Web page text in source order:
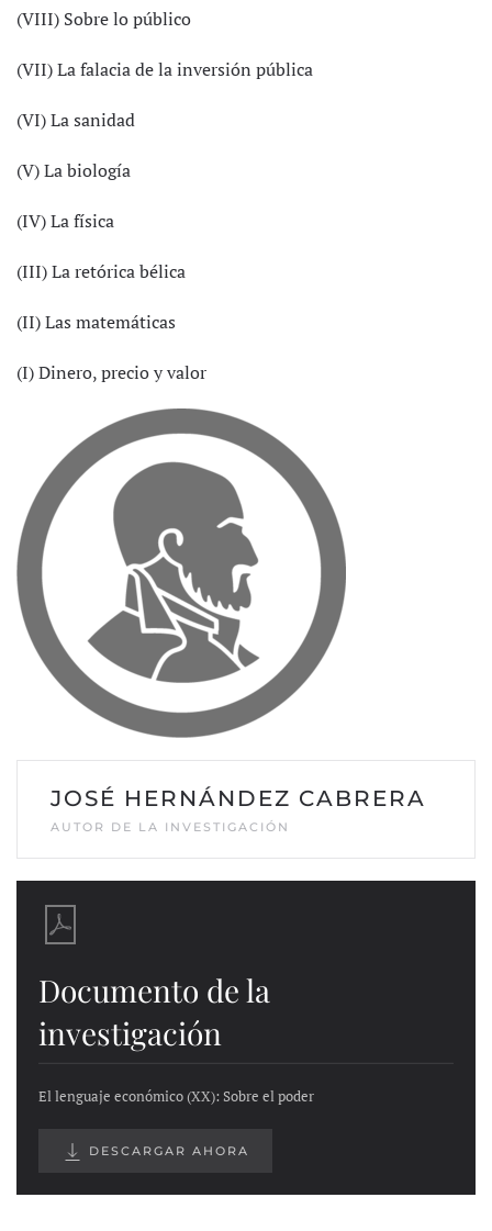
(VIII) Sobre lo público
(VII) La falacia de la inversión pública
(VI) La sanidad
(V) La biología
(IV) La física
(III) La retórica bélica
(II) Las matemáticas
(I) Dinero, precio y valor
JOSÉ HERNÁNDEZ CABRERA
AUTOR DE LA INVESTIGACIÓN
Documento de la
investigación
El lenguaje económico (XX): Sobre el poder
DESCARGAR AHORA